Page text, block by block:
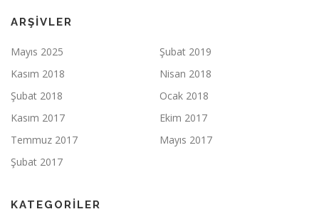
ARŞIVLER
Mayıs 2025
Şubat 2019
Kasım 2018
Nisan 2018
Şubat 2018
Ocak 2018
Kasım 2017
Ekim 2017
Temmuz 2017
Mayıs 2017
Şubat 2017
KATEGORILER